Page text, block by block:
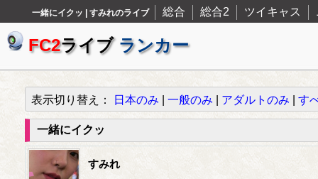
一緒にイクッ | すみれのライブ 総合 総合2 ツイキャス
FC2ライブ ランカー
表示切り替え： 日本のみ 一般のみ アダルトのみ す
一緒にイクッ
すみれ